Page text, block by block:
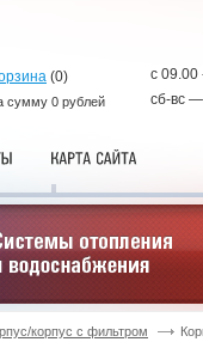
(0)
сумму 0 рублей
с 09.00
сб-вс
корпус с фильтром